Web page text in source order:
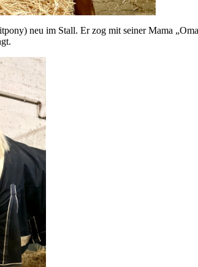
neu im Stall. Er zog mit seiner Mama